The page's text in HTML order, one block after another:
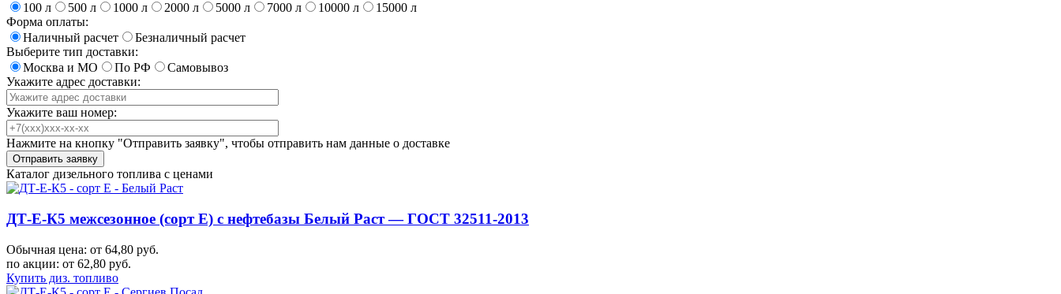
100 л
500 л 1000 л 2000 л 5000 л 7000 л 10000 л
15000 л
Форма оплаты:
Наличный расчет
Безналичный расчет
Выберите тип доставки:
Москва и МО
По РФ
Самовывоз
Укажите адрес доставки:
Укажите ваш номер:
Нажмите на кнопку "Отправить заявку", чтобы отправить нам данные о доставке
Каталог дизельного топлива с ценами
ДТ-Е-К5 межсезонное (сорт Е) с нефтебазы Белый Раст — ГОСТ 32511-2013
Обычная цена: от 64,80 руб.
по акции: от 62,80 руб.
Купить диз. топливо